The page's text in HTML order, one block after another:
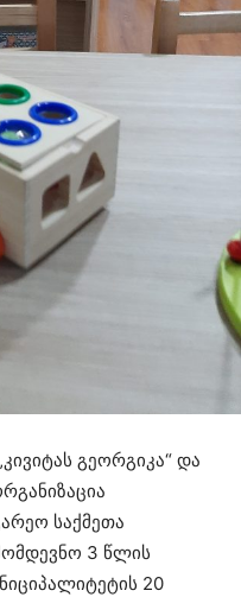
გეორგიკა“ და
საქმეთა
3 წლის
20